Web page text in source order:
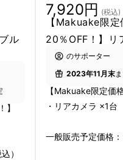
ル
】
）
7,920円 (税込)
【Makuake限
20％OFF！】リ
のサポーター
2023年11月末
【Makuake限定価
・リアカメラ ×1台
一般販売予定価格